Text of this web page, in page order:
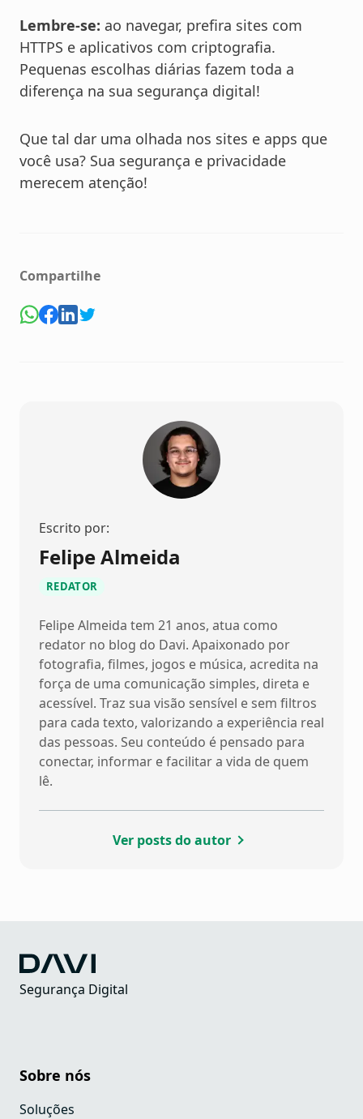
Lembre-se: ao navegar, prefira sites com
HTTPS e aplicativos com criptografia.
Pequenas escolhas diárias fazem toda a
diferença na sua segurança digital!
Que tal dar uma olhada nos sites e apps que
você usa? Sua segurança e privacidade
merecem atenção!
Compartilhe
Escrito por:
Felipe Almeida
REDATOR
Felipe Almeida tem 21 anos, atua como
redator no blog do Davi. Apaixonado por
fotografia, filmes, jogos e música, acredita na
força de uma comunicação simples, direta e
acessível. Traz sua visão sensível e sem filtros
para cada texto, valorizando a experiência real
das pessoas. Seu conteúdo é pensado para
conectar, informar e facilitar a vida de quem
lê.
Ver posts do autor
Segurança Digital
Sobre nós
Soluções